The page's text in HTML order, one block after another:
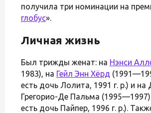
получила три номинации на
глобус».
Личная жизнь
Был трижды женат: на Нэнси
1983), на Гейл Энн Хёрд
есть дочь Лолита, 1991 г. р.) и на
Грегорио-Де Пальма (1995—1997)
есть дочь Пайпер, 1996 г. р.).